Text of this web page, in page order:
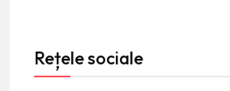
Rețele sociale